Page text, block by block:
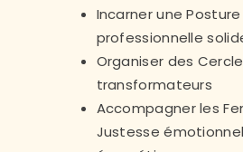
Incarner une Posture
professionnelle
Organiser des
transformateurs
Accompagner les
Justesse